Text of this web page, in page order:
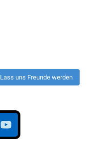
Lass uns Freunde werden